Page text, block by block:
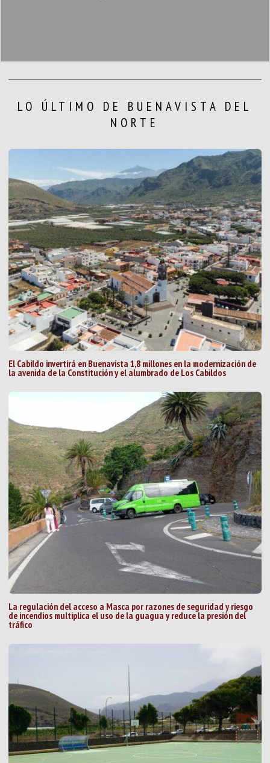
LO ÚLTIMO DE BUENAVISTA DEL
NORTE
El Cabildo invertirá en Buenavista 1,8 millones en la modernización de
la avenida de la Constitución y el alumbrado de Los Cabildos
La regulación del acceso a Masca por razones de seguridad y riesgo
de incendios multiplica el uso de la guagua y reduce la presión del
tráfico